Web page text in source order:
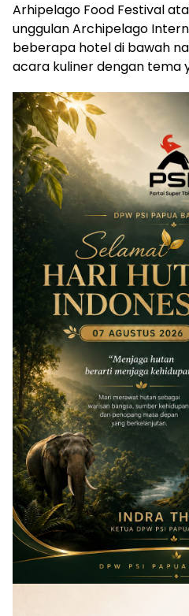
Arhipelago Food Festival
unggulan Archipelago
beberapa hotel di bawah
acara kuliner dengan tema